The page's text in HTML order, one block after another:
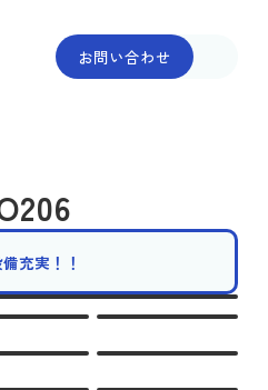
お問い合わせ
充実！！